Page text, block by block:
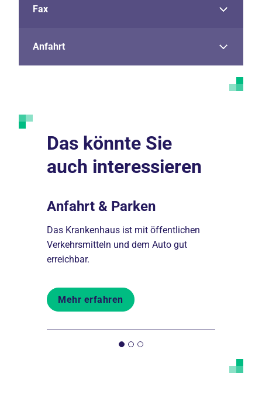
Fax
Anfahrt
Das könnte Sie
auch interessieren
Anfahrt & Parken
Das Krankenhaus ist mit öffentlichen
Verkehrsmitteln und dem Auto gut
erreichbar.
Mehr erfahren